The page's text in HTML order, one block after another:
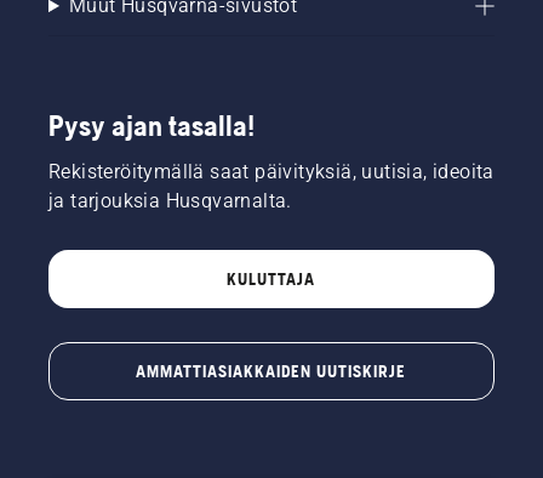
Muut Husqvarna-sivustot
Pysy ajan tasalla!
Rekisteröitymällä saat päivityksiä, uutisia, ideoita
ja tarjouksia Husqvarnalta.
KULUTTAJA
AMMATTIASIAKKAIDEN UUTISKIRJE